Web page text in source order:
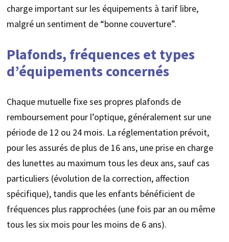
charge important sur les équipements à tarif libre,
malgré un sentiment de “bonne couverture”.
Plafonds, fréquences et types
d’équipements concernés
Chaque mutuelle fixe ses propres plafonds de
remboursement pour l’optique, généralement sur une
période de 12 ou 24 mois. La réglementation prévoit,
pour les assurés de plus de 16 ans, une prise en charge
des lunettes au maximum tous les deux ans, sauf cas
particuliers (évolution de la correction, affection
spécifique), tandis que les enfants bénéficient de
fréquences plus rapprochées (une fois par an ou même
tous les six mois pour les moins de 6 ans).